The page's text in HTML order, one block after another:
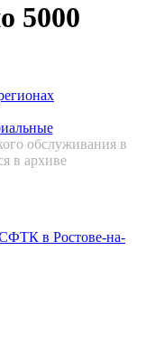
5000
обслуживания в
в архиве
в Ростове-на-